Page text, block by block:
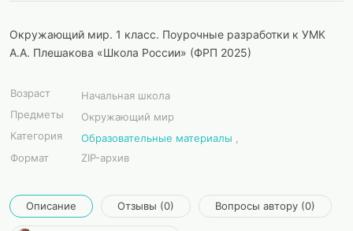
Окружающий мир. 1 класс. Поурочные разработки к УМК
А.А. Плешакова «Школа России» (ФРП 2025)
Возраст
Начальная школа
Предметы
Окружающий мир
Категория
Образовательные материалы
Формат
ZIP-архив
Описание Отзывы (0) Вопросы автору (0)